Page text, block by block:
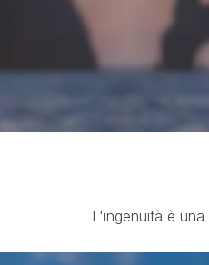
L'ingenuità è